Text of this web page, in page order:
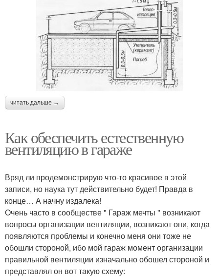
читать дальше →
Как обеспечить естественную
вентиляцию в гараже
Вряд ли продемонстрирую что-то красивое в этой
записи, но наука тут действительно будет! Правда в
конце… А начну издалека!
Очень часто в сообществе " Гараж мечты " возникают
вопросы организации вентиляции, возникают они, когда
появляются проблемы и конечно меня они тоже не
обошли стороной, ибо мой гараж момент организации
правильной вентиляции изначально обошел стороной и
представлял он вот такую схему: